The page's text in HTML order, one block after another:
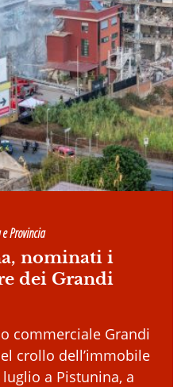
Provincia
nominati i
dei Grandi
commerciale Grandi
crollo dell’immobile
a Pistunina, a